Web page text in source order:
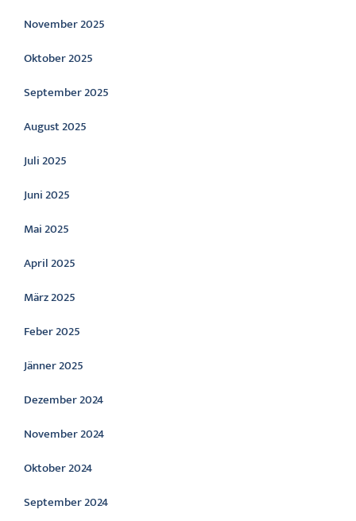
November 2025
Oktober 2025
September 2025
August 2025
Juli 2025
Juni 2025
Mai 2025
April 2025
März 2025
Feber 2025
Jänner 2025
Dezember 2024
November 2024
Oktober 2024
September 2024